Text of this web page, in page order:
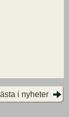
i nyheter